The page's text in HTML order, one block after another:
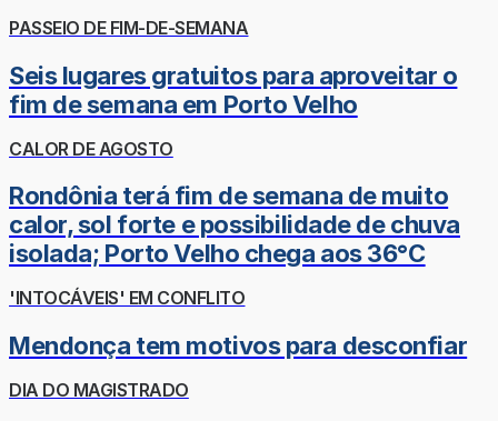
PASSEIO DE FIM-DE-SEMANA
Seis lugares gratuitos para aproveitar o
fim de semana em Porto Velho
CALOR DE AGOSTO
Rondônia terá fim de semana de muito
calor, sol forte e possibilidade de chuva
isolada; Porto Velho chega aos 36°C
'INTOCÁVEIS' EM CONFLITO
Mendonça tem motivos para desconfiar
DIA DO MAGISTRADO